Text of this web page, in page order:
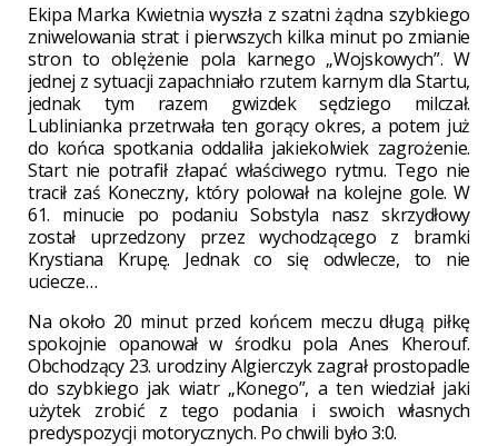
Ekipa Marka Kwietnia wyszła z szatni żądna szybkiego
zniwelowania strat i pierwszych kilka minut po zmianie
stron to oblężenie pola karnego „Wojskowych”. W
jednej z sytuacji zapachniało rzutem karnym dla Startu,
jednak tym razem gwizdek sędziego milczał.
Lublinianka przetrwała ten gorący okres, a potem już
do końca spotkania oddaliła jakiekolwiek zagrożenie.
Start nie potrafił złapać właściwego rytmu. Tego nie
tracił zaś Koneczny, który polował na kolejne gole. W
61. minucie po podaniu Sobstyla nasz skrzydłowy
został uprzedzony przez wychodzącego z bramki
Krystiana Krupę. Jednak co się odwlecze, to nie
uciecze…
Na około 20 minut przed końcem meczu długą piłkę
spokojnie opanował w środku pola Anes Kherouf.
Obchodzący 23. urodziny Algierczyk zagrał prostopadle
do szybkiego jak wiatr „Konego”, a ten wiedział jaki
użytek zrobić z tego podania i swoich własnych
predyspozycji motorycznych. Po chwili było 3:0.